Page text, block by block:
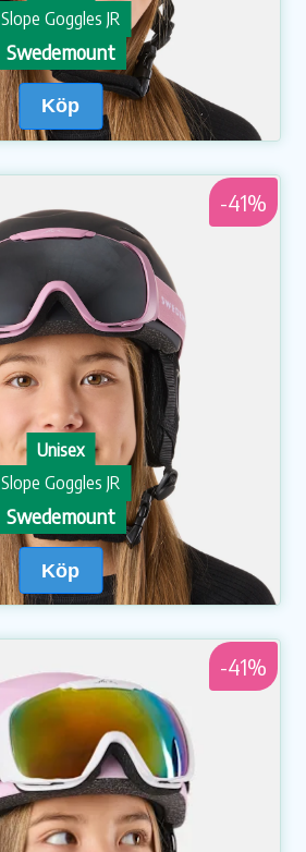
Slope Goggles JR
Swedemount
Köp
-41%
Unisex
Slope Goggles JR
Swedemount
Köp
-41%